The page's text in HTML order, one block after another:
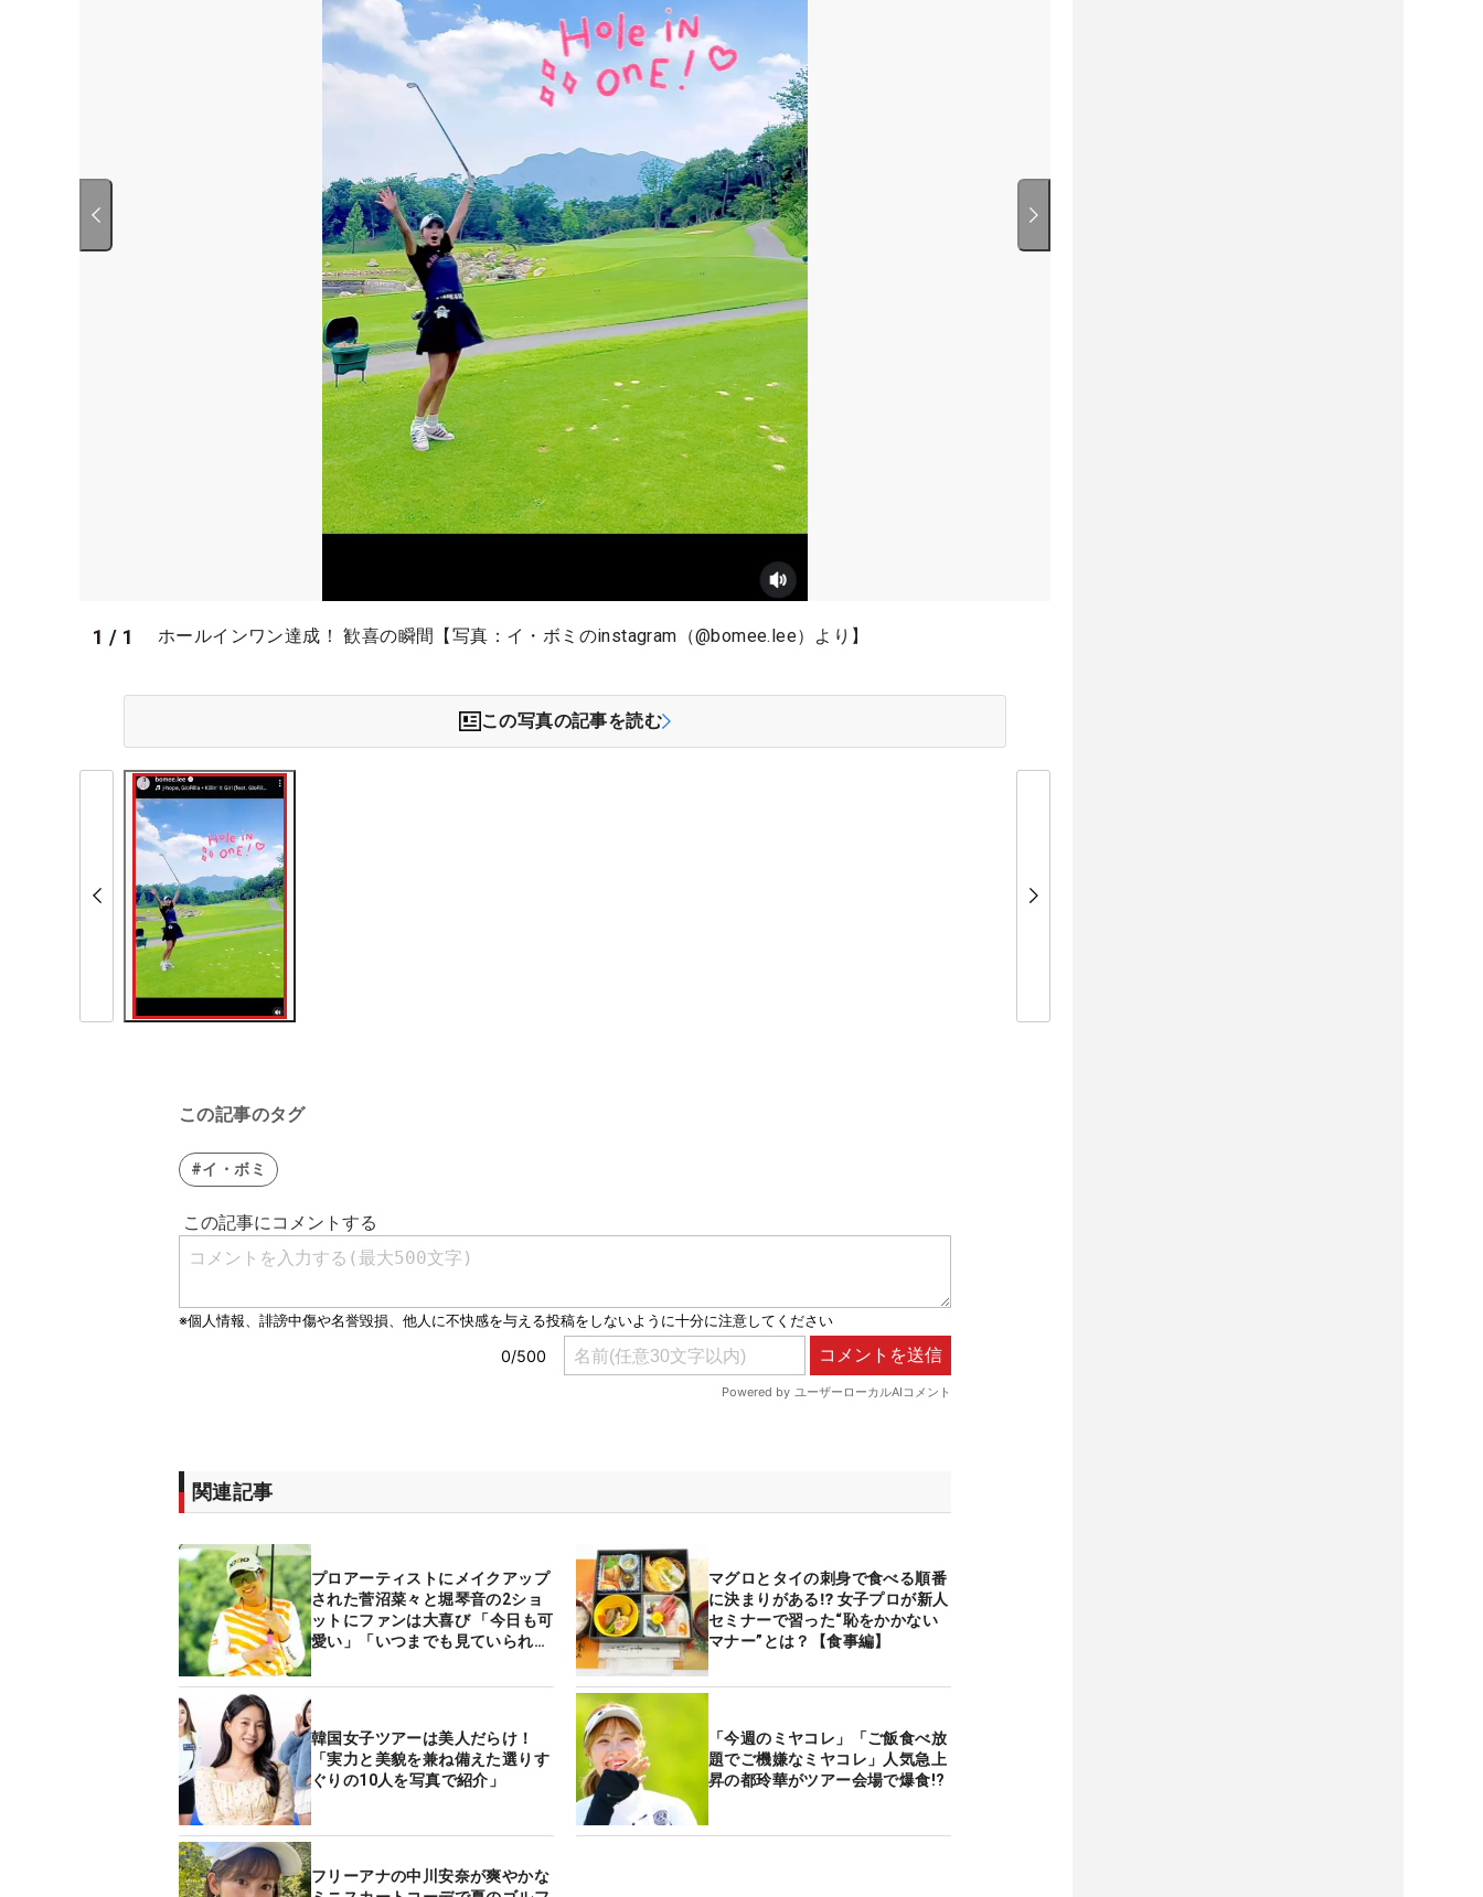
1 / 1 ホールインワン達成！ 歓喜の瞬間【写真：イ・ボミのinstagram（@bomee.lee）より】
この写真の記事を読む
この記事のタグ
#イ・ボミ
関連記事
プロアーティストにメイクアップ
された菅沼菜々と堀琴音の2ショ
ットにファンは大喜び 「今日も可
愛い」「いつまでも見ていられま
マグロとタイの刺身で食べる順番
に決まりがある⁉ 女子プロが新人
セミナーで習った“恥をかかない
マナー”とは？【食事編】
韓国女子ツアーは美人だらけ！
「実力と美貌を兼ね備えた選りす
ぐりの10人を写真で紹介」
「今週のミヤコレ」「ご飯食べ放
題でご機嫌なミヤコレ」人気急上
昇の都玲華がツアー会場で爆食!?
フリーアナの中川安奈が爽やかな